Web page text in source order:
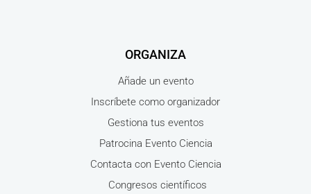
ORGANIZA
Añade un evento
Inscríbete como organizador
Gestiona tus eventos
Patrocina Evento Ciencia
Contacta con Evento Ciencia
Congresos científicos